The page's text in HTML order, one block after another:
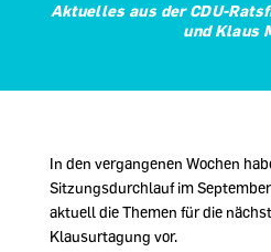
Aktuelles aus der CDU-
und Klaus
In den vergangenen Wochen
Sitzungsdurchlauf im
aktuell die Themen für die
Klausurtagung vor.